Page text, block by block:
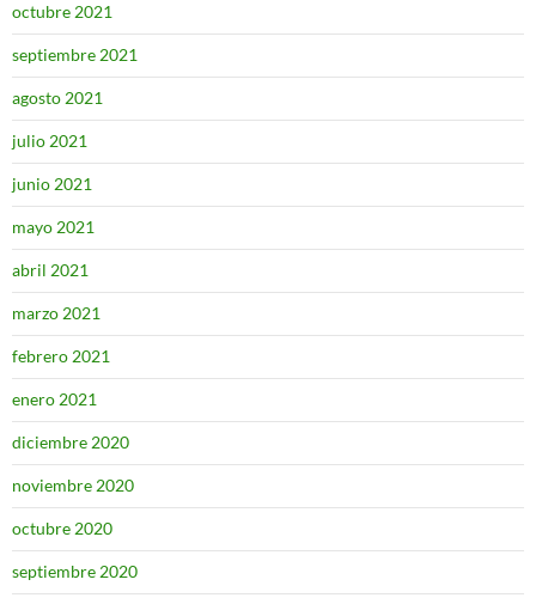
octubre 2021
septiembre 2021
agosto 2021
julio 2021
junio 2021
mayo 2021
abril 2021
marzo 2021
febrero 2021
enero 2021
diciembre 2020
noviembre 2020
octubre 2020
septiembre 2020